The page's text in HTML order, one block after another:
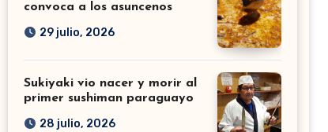
convoca a los asuncenos
29 julio, 2026
Sukiyaki vio nacer y morir al
primer sushiman paraguayo
28 julio, 2026